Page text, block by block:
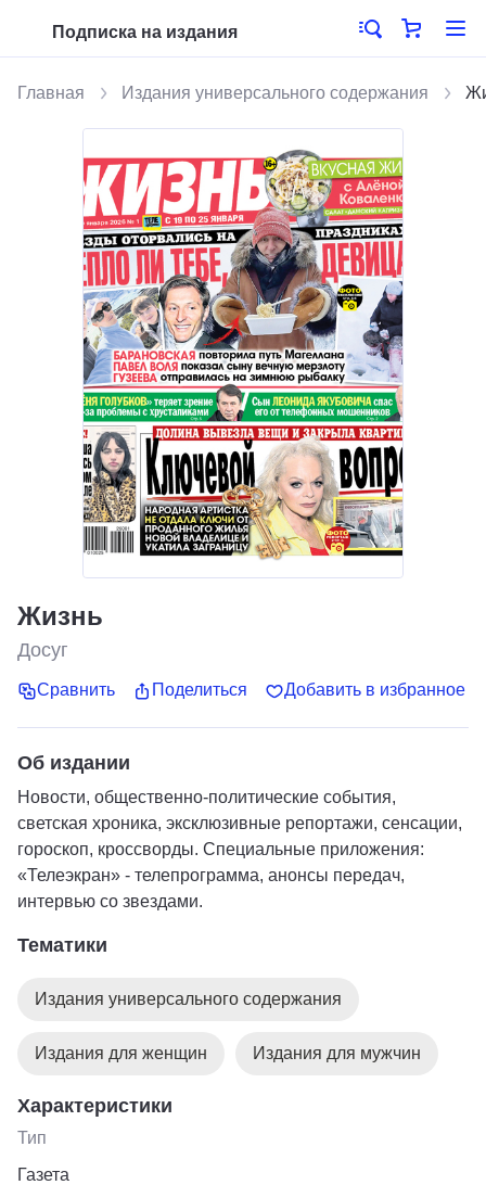
Подписка на издания
Главная Издания универсального содержания
Жизнь
Досуг
Сравнить Поделиться Добавить в избранное
Об издании
Новости, общественно-политические события,
светская хроника, эксклюзивные репортажи, сенсации,
гороскоп, кроссворды. Специальные приложения:
«Телеэкран» - телепрограмма, анонсы передач,
интервью со звездами.
Тематики
Издания универсального содержания
Издания для женщин Издания для мужчин
Характеристики
Тип
Газета